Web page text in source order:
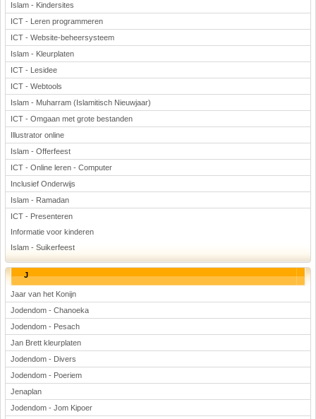
Islam - Kindersites
ICT - Leren programmeren
ICT - Website-beheersysteem
Islam - Kleurplaten
ICT - Lesidee
ICT - Webtools
Islam - Muharram (Islamitisch Nieuwjaar)
ICT - Omgaan met grote bestanden
Illustrator online
Islam - Offerfeest
ICT - Online leren - Computer
Inclusief Onderwijs
Islam - Ramadan
ICT - Presenteren
Informatie voor kinderen
Islam - Suikerfeest
J
Jaar van het Konijn
Jodendom - Chanoeka
Jodendom - Pesach
Jan Brett kleurplaten
Jodendom - Divers
Jodendom - Poeriem
Jenaplan
Jodendom - Jom Kipoer